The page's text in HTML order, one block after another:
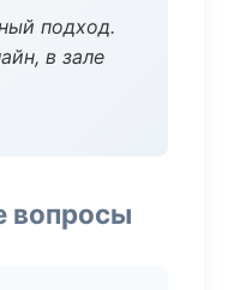
подход.
в зале
вопросы